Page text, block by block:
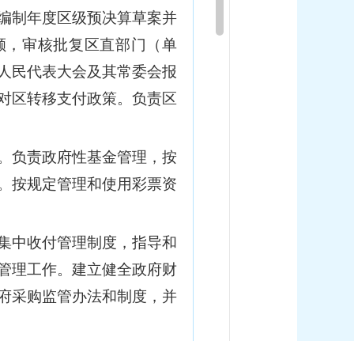
制年度区级预决算草案并
审核批复区直部门（单
民代表大会及其常委会报
区转移支付政策。负责区
负责政府性基金管理，按
按规定管理和使用彩票资
中收付管理制度，指导和
理工作。建立健全政府财
采购监管办法和制度，并